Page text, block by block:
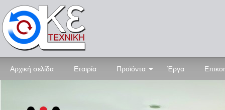
Αρχική σελίδα Εταιρία Προϊόντα Έργα